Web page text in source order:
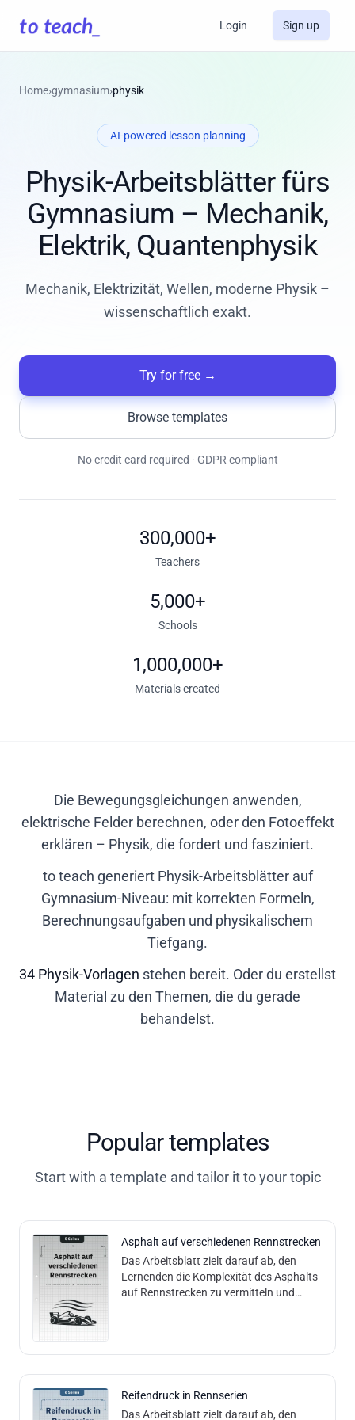
Login Sign up
Home›gymnasium›physik
AI-powered lesson planning
Physik-Arbeitsblätter fürs
Gymnasium – Mechanik,
Elektrik, Quantenphysik
Mechanik, Elektrizität, Wellen, moderne Physik –
wissenschaftlich exakt.
Try for free→
Browse templates
No credit card required · GDPR compliant
300,000+
Teachers
5,000+
Schools
1,000,000+
Materials created
Die Bewegungsgleichungen anwenden,
elektrische Felder berechnen, oder den Fotoeffekt
erklären – Physik, die fordert und fasziniert.
to teach generiert Physik-Arbeitsblätter auf
Gymnasium-Niveau: mit korrekten Formeln,
Berechnungsaufgaben und physikalischem
Tiefgang.
34 Physik-Vorlagen stehen bereit. Oder du erstellst
Material zu den Themen, die du gerade
behandelst.
Popular templates
Start with a template and tailor it to your topic
Asphalt auf verschiedenen Rennstrecken
Das Arbeitsblatt zielt darauf ab, den
Lernenden die Komplexität des Asphalts
auf Rennstrecken zu vermitteln und
Reifendruck in Rennserien
Das Arbeitsblatt zielt darauf ab, den